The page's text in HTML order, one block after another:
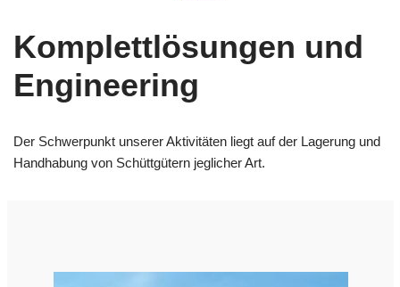
Komplettlösungen und
Engineering
Der Schwerpunkt unserer Aktivitäten liegt auf der Lagerung und
Handhabung von Schüttgütern jeglicher Art.